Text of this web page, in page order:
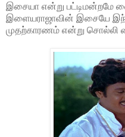
இசையா என்று பட்டிமன்றமே
இளையராஜாவின் இசையே
முதற்காரணம் என்று சொல்லி